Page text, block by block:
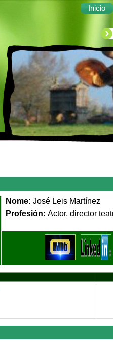
Inicio
Nome: José Leis Martínez
Profesión:Actor,